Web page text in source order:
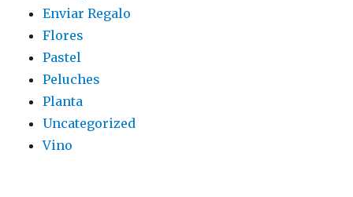
Enviar Regalo
Flores
Pastel
Peluches
Planta
Uncategorized
Vino